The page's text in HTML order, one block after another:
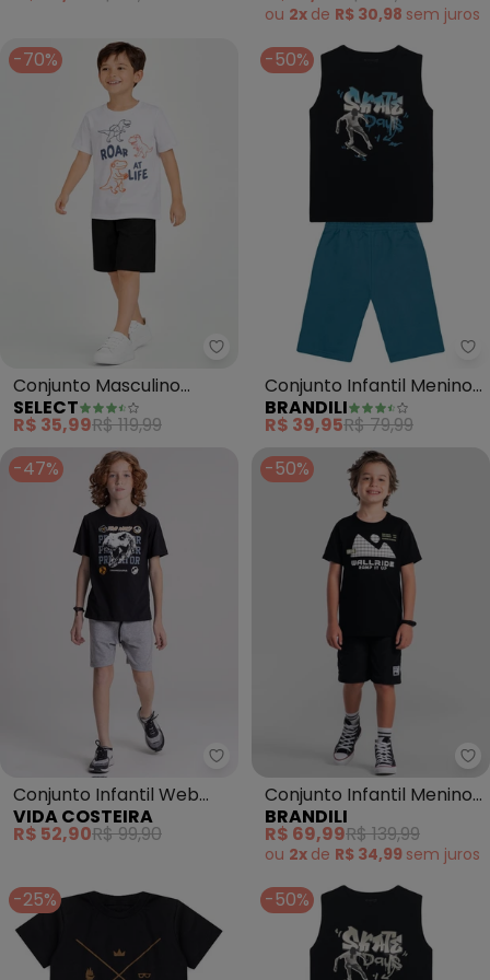
(Preto) ou 2x de R$ 30,98 sem juros
-70%
Select - Conjunto Masculino
Conjunto Masculino
Camiseta e Bermuda
(Preto)
SELECT
R$ 35,99R$ 119,99
-50%
Conjunto Infantil Menino
de Skate (Preto)
BRANDILI
R$ 39,95R$ 79,99
-47%
Vida Costeira - Conjunto
Conjunto Infantil Web
Dino World (Preto)
VIDA COSTEIRA
R$ 52,90R$ 99,90
-50%
Conjunto Infantil Menino
(Preto)
BRANDILI
R$ 69,99R$ 139,99
ou 2x de R$ 34,99 sem juros
-25% -50%